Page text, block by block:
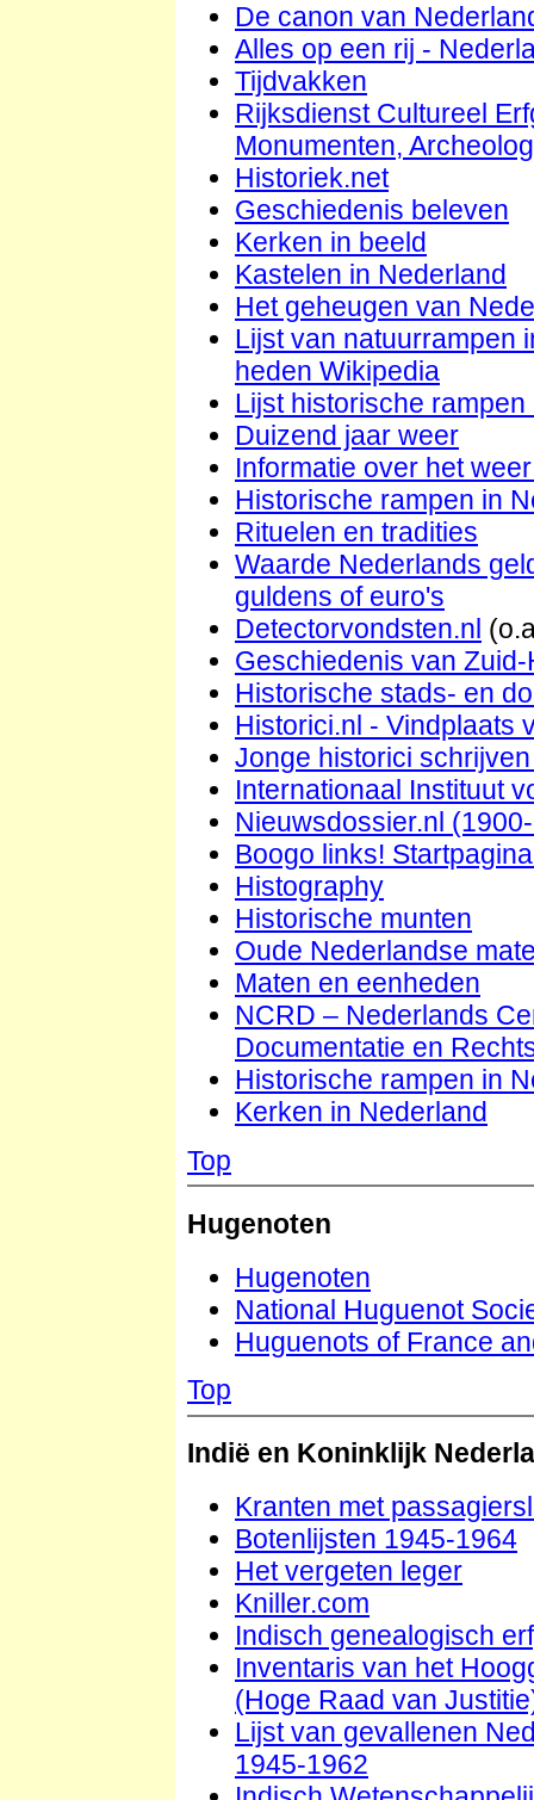
De canon van
Alles op een rij -
Tijdvakken
Rijksdienst Cultureel
Monumenten,
Historiek.net
Geschiedenis beleven
Kerken in beeld
Kastelen in Nederland
Het geheugen van
Lijst van natuurrampen
heden Wikipedia
Lijst historische
Duizend jaar weer
Informatie over het
Historische rampen in
Rituelen en tradities
Waarde Nederlands
guldens of euro's
Detectorvondsten.nl
Geschiedenis van
Historische stads- en
Historici.nl - Vindplaats
Jonge historici
Internationaal Instituut
Nieuwsdossier.nl
Boogo links!
Histography
Historische munten
Oude Nederlandse
Maten en eenheden
NCRD – Nederlands
Documentatie en
Historische rampen in
Kerken in Nederland
Top
Hugenoten
Hugenoten
National Huguenot
Huguenots of France
Top
Indië en Koninklijk
Kranten met
Botenlijsten 1945-1964
Het vergeten leger
Kniller.com
Indisch genealogisch
Inventaris van het
(Hoge Raad van
Lijst van gevallenen
1945-1962